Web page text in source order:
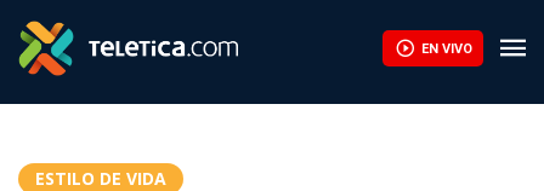
EN VIVO
ESTILO DE VIDA